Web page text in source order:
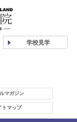
学校見学
マガジン
トマップ